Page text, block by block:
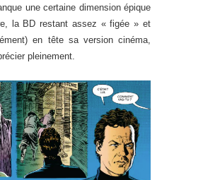
une certaine dimension épique
la BD restant assez « figée » et
en tête sa version cinéma,
pleinement.